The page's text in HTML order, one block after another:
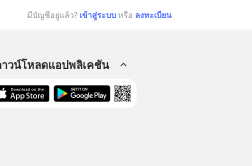
มีบัญชีอยู่แล้ว? เข้าสู่ระบบ หรือ ลงทะเบียน
วน์โหลดแอปพลิเคชัน